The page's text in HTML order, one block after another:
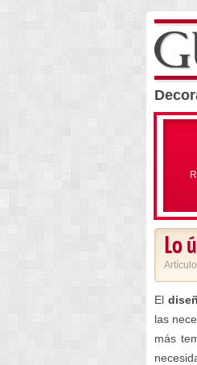
Lo
El
las
más